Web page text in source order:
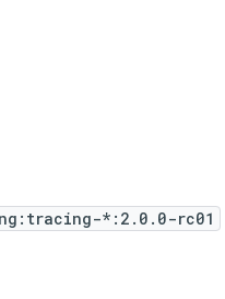
*:2.0.0-rc01